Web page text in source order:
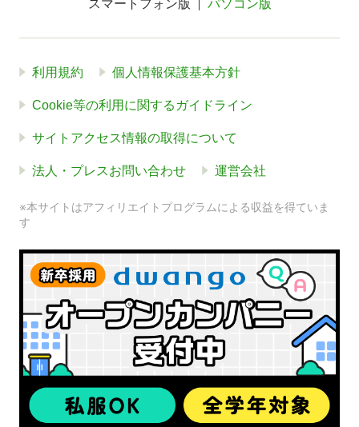
スマートフォン版 パソコン版
利用規約 個人情報保護基本方針
Cookie等の利用に関するガイドライン
サイトアクセス情報の取得について
法人・プレスお問い合わせ 運営会社
※本サイトはアフィリエイトプログラムによる収益を得ていま
す